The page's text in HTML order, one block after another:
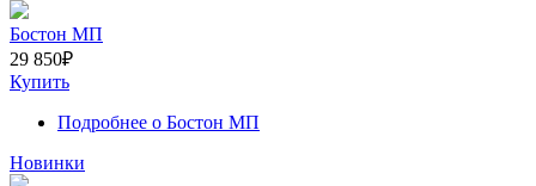
Бостон МП
29 850₽
Купить
Подробнее о Бостон МП
Новинки